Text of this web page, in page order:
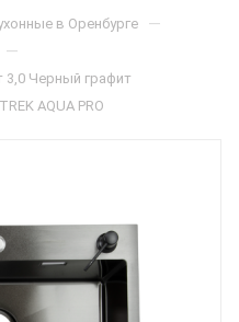
в Оренбурге —
—
3,0 Черный графит
AQUA PRO